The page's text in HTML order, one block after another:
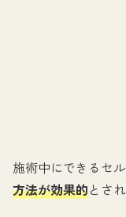
施術中にできるセ
方法が効果的とさ